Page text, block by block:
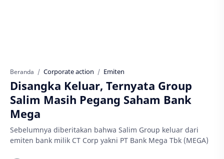
Beranda Corporate action Emiten
Disangka Keluar, Ternyata Group
Salim Masih Pegang Saham Bank
Mega
Sebelumnya diberitakan bahwa Salim Group keluar dari
emiten bank milik CT Corp yakni PT Bank Mega Tbk (MEGA)